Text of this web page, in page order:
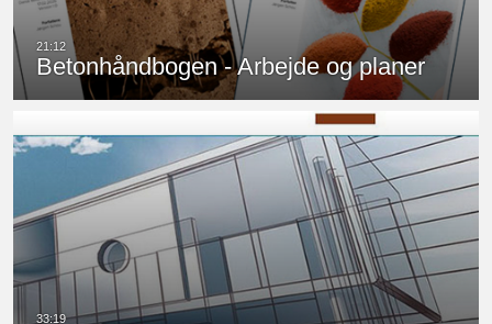
Betonhåndbogen - Arbejde og planer